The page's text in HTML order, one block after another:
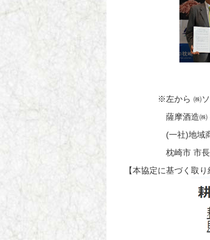
（協定
※左から ㈱ソラシ
薩摩酒造㈱ 代表
(一社)地域商社推
枕崎市 市長
【本協定に基づく取り